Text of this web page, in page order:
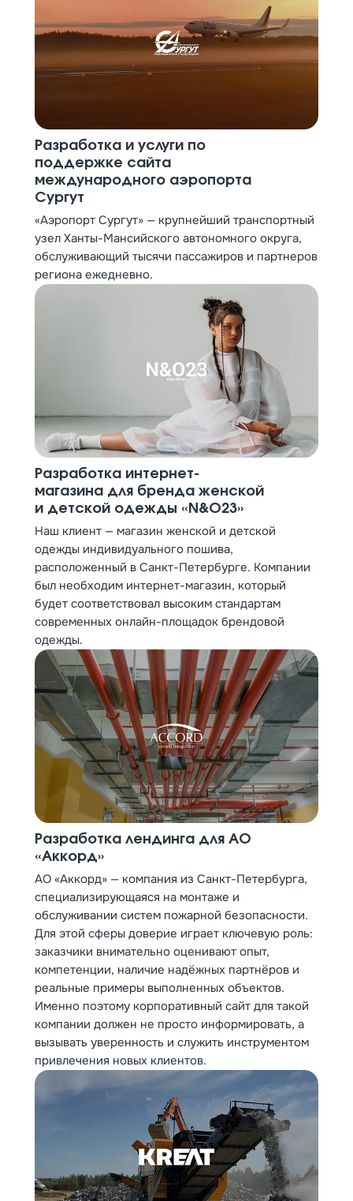
Разработка и услуги по
поддержке сайта
международного аэропорта
Сургут
«Аэропорт Сургут» — крупнейший транспортный
узел Ханты-Мансийского автономного округа,
обслуживающий тысячи пассажиров и партнеров
региона ежедневно.
Разработка интернет-
магазина для бренда женской
и детской одежды «N&O23»
Наш клиент — магазин женской и детской
одежды индивидуального пошива,
расположенный в Санкт-Петербурге. Компании
был необходим интернет-магазин, который
будет соответствовал высоким стандартам
современных онлайн-площадок брендовой
одежды.
Разработка лендинга для АО
«Аккорд»
АО «Аккорд» — компания из Санкт-Петербурга,
специализирующаяся на монтаже и
обслуживании систем пожарной безопасности.
Для этой сферы доверие играет ключевую роль:
заказчики внимательно оценивают опыт,
компетенции, наличие надёжных партнёров и
реальные примеры выполненных объектов.
Именно поэтому корпоративный сайт для такой
компании должен не просто информировать, а
вызывать уверенность и служить инструментом
привлечения новых клиентов.